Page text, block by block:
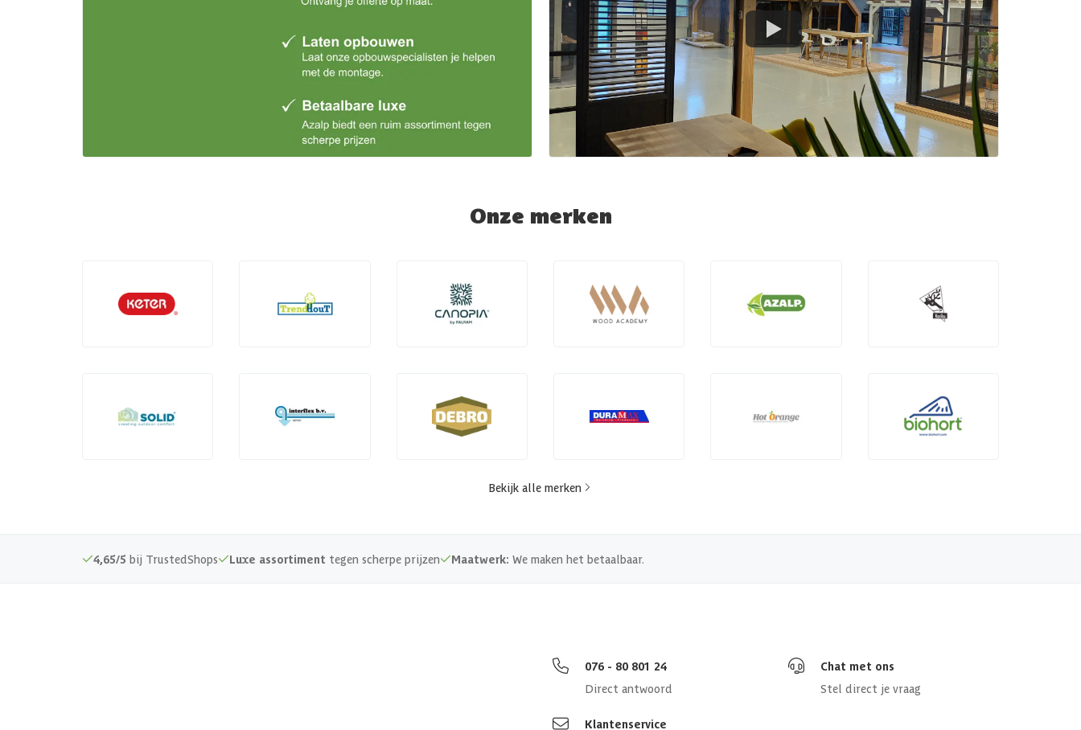
Onze merken
Bekijk alle merken
4,65/5 bij TrustedShops Luxe assortiment tegen scherpe prijzen Maatwerk: We maken het betaalbaar.
076 - 80 801 24
Direct antwoord
Chat met ons
Stel direct je vraag
Klantenservice